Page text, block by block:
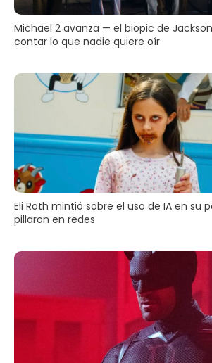
Michael 2 avanza — el biopic de
contar lo que nadie quiere oír
Eli Roth mintió sobre el uso de IA en su
pillaron en redes